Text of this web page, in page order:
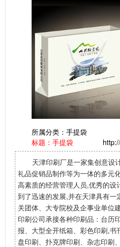
所属分类： 手提袋
标题：手提袋
天津印刷厂是一家集创意设
礼品促销品制作等为一体的多元
高素质的经营管理人员,优秀的
到了迅速的发展,并在天津具有
关团体、大专院校及企事业单位
印刷公司承接各种印刷品：台历
报、大型全开纸箱、彩色印刷,
盘印刷、扑克牌印刷、杂志印刷